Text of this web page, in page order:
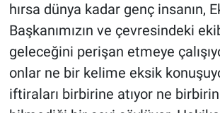
hırsa dünya kadar genç insanın,
Başkanımızın ve çevresindeki
geleceğini perişan etmeye
onlar ne bir kelime eksik
iftiraları birbirine atıyor ne